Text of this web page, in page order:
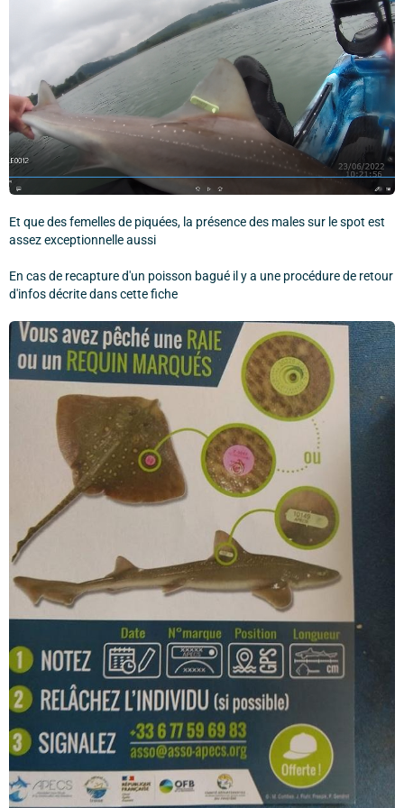
Et que des femelles de piquées, la présence des males sur le spot est
assez exceptionnelle aussi
En cas de recapture d'un poisson bagué il y a une procédure de retour
d'infos décrite dans cette fiche